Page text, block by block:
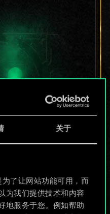
关于
了让网站功能可用，而
为我们提供技术和内容
地服务于您。例如帮助
了一套
的不止这